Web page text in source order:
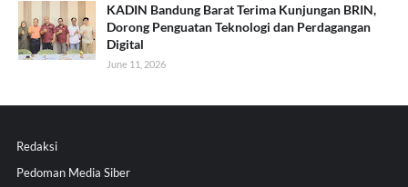
KADIN Bandung Barat Terima Kunjungan BRIN,
Dorong Penguatan Teknologi dan Perdagangan
Digital
June 11, 2026
Redaksi
Pedoman Media Siber